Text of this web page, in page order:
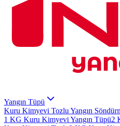
Yangın Tüpü
Kuru Kimyevi Tozlu Yangın
1 KG Kuru Kimyevi Yangın Tüpü2